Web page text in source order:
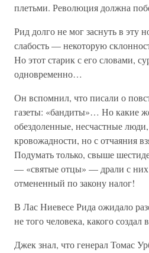
плетьми. Революция должна
Рид долго не мог заснуть в эту
слабость — некоторую
Но этот старик с его словами,
одновременно…
Он вспомнил, что писали о
газеты: «бандиты»… Но какие
обездоленные, несчастные
кровожадности, но с отчаяния
Подумать только, свыше
— «святые отцы» — драли с
отмененный по закону налог!
В Лас Ниевесе Рида ожидало
не того человека, какого
Джек знал, что генерал Томас